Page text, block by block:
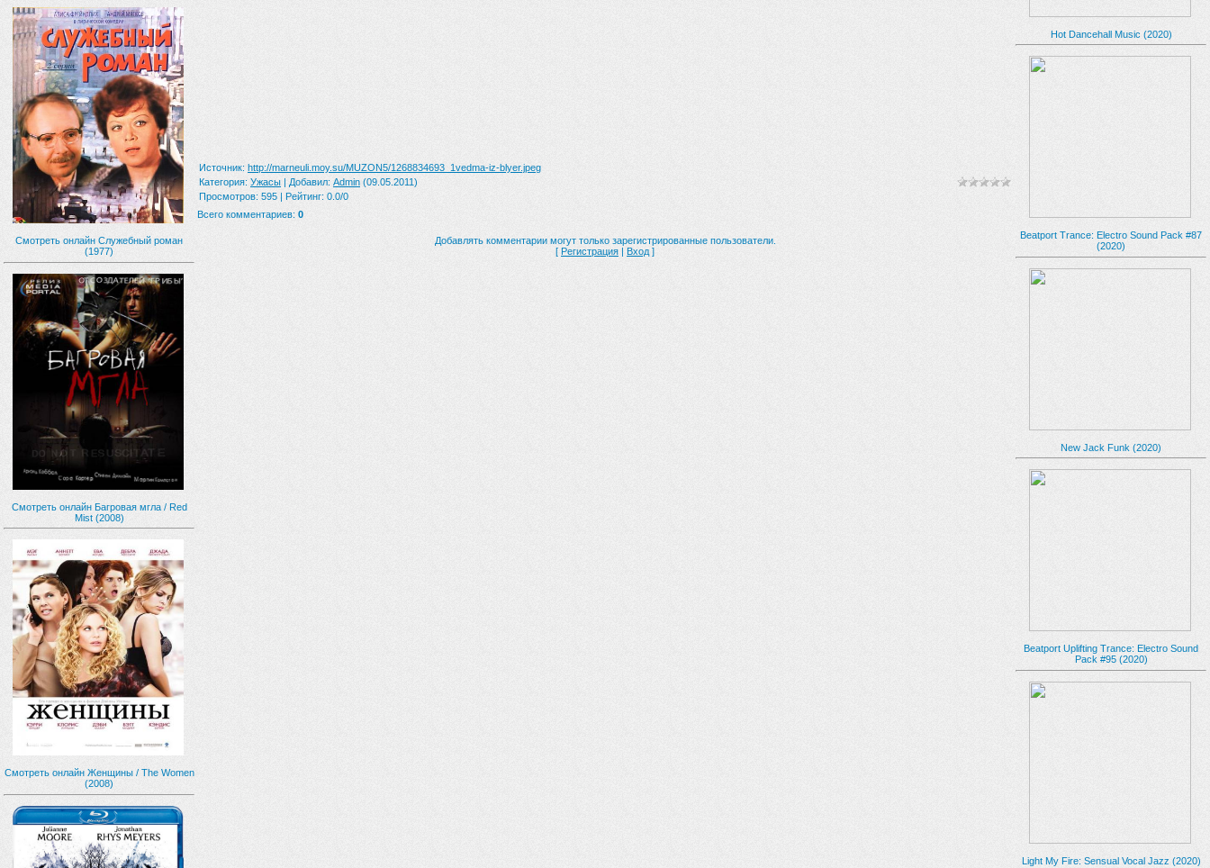
Смотреть онлайн Служебный роман
(1977)
Смотреть онлайн Багровая мгла / Red
Mist (2008)
Смотреть онлайн Женщины / The Women
(2008)
Hot Dancehall Music (2020)
Beatport Trance: Electro Sound Pack #87
(2020)
New Jack Funk (2020)
Beatport Uplifting Trance: Electro Sound
Pack #95 (2020)
Light My Fire: Sensual Vocal Jazz (2020)
Источник: http://marneuli.moy.su/MUZON5/1268834693_1vedma-iz-blyer.jpeg
Категория: Ужасы | Добавил: Admin (09.05.2011)
Просмотров: 595 | Рейтинг: 0.0/0
Всего комментариев: 0
Добавлять комментарии могут только зарегистрированные пользователи.
[ Регистрация | Вход ]